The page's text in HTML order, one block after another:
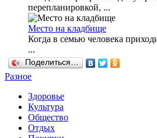
перепланировкой, ...
Место на кладбище
Когда в семью человека
...
Поделиться…
Разное
Здоровье
Культура
Общество
Отдых